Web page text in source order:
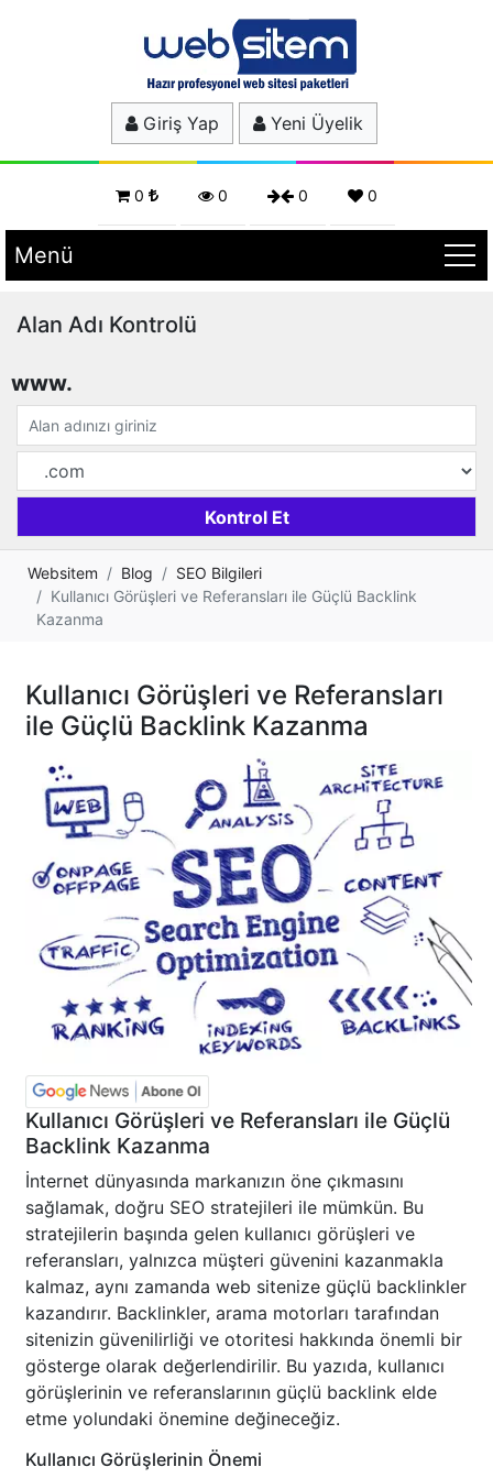
Giriş Yap Yeni Üyelik
0 0 0 0
Menü
Alan Adı Kontrolü
www.
Websitem Blog
SEO Bilgileri
Kullanıcı Görüşleri ve Referansları ile Güçlü Backlink
Kazanma
Kullanıcı Görüşleri ve Referansları
ile Güçlü Backlink Kazanma
Kullanıcı Görüşleri ve Referansları ile Güçlü
Backlink Kazanma
İnternet dünyasında markanızın öne çıkmasını
sağlamak, doğru SEO stratejileri ile mümkün. Bu
stratejilerin başında gelen kullanıcı görüşleri ve
referansları, yalnızca müşteri güvenini kazanmakla
kalmaz, aynı zamanda web sitenize güçlü backlinkler
kazandırır. Backlinkler, arama motorları tarafından
sitenizin güvenilirliği ve otoritesi hakkında önemli bir
gösterge olarak değerlendirilir. Bu yazıda, kullanıcı
görüşlerinin ve referanslarının güçlü backlink elde
etme yolundaki önemine değineceğiz.
Kullanıcı Görüşlerinin Önemi